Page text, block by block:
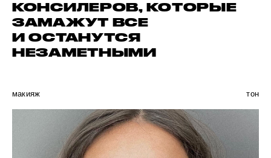
КОНСИЛЕРОВ, КОТОРЫЕ
ЗАМАЖУТ ВСЕ
И ОСТАНУТСЯ
НЕЗАМЕТНЫМИ
макияж тон